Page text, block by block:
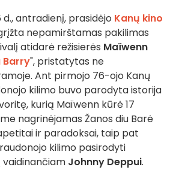
d., antradienį, prasidėjo Kanų kino
nepamirštamas pakilimas
atidarė režisierės Maïwenn
Barry", pristatytas ne
Ant pirmojo 76-ojo Kanų
kilimo buvo parodyta istorija
kurią Maïwenn kūrė 17
nagrinėjamas Žanos diu Barė
ir paradoksai, taip pat
kilimo pasirodyti
vaidinančiam Johnny Deppui.